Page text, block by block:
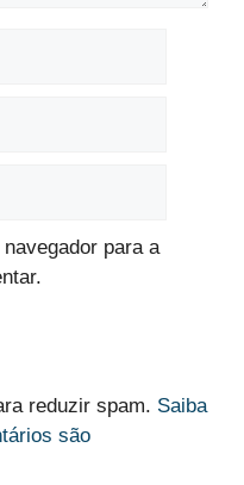
para a
reduzir spam. Saiba
são